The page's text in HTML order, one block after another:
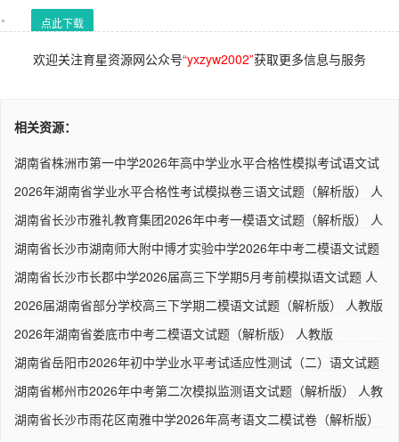
点此下载
欢迎关注育星资源网公众号“yxzyw2002”获取更多信息与服务
相关资源：
湖南省株洲市第一中学2026年高中学业水平合格性模拟考试语文试
2026年湖南省学业水平合格性考试模拟卷三语文试题（解析版） 人
湖南省长沙市雅礼教育集团2026年中考一模语文试题（解析版） 人
湖南省长沙市湖南师大附中博才实验中学2026年中考二模语文试题
湖南省长沙市长郡中学2026届高三下学期5月考前模拟语文试题 人
2026届湖南省部分学校高三下学期二模语文试题（解析版） 人教版
2026年湖南省娄底市中考二模语文试题（解析版） 人教版
湖南省岳阳市2026年初中学业水平考试适应性测试（二）语文试题
湖南省郴州市2026年中考第二次模拟监测语文试题（解析版） 人教
湖南省长沙市雨花区南雅中学2026年高考语文二模试卷（解析版）